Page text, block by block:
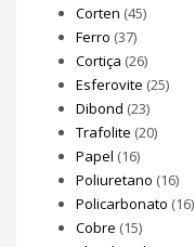
Corten (45)
Ferro (37)
Cortiça (26)
Esferovite (25)
Dibond (23)
Trafolite (20)
Papel (16)
Poliuretano (16)
Policarbonato (16)
Cobre (15)